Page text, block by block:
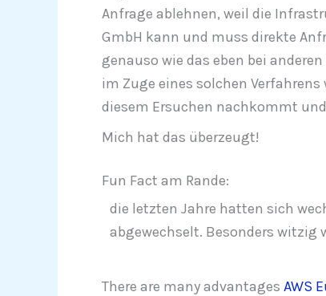
Anfrage ablehnen, weil die
GmbH kann und muss direkte
genauso wie das eben bei
im Zuge eines solchen
diesem Ersuchen nachkommt
Mich hat das überzeugt!
Fun Fact am Rande:
die letzten Jahre hatten sich
abgewechselt. Besonders witzig
There are many advantages AWS